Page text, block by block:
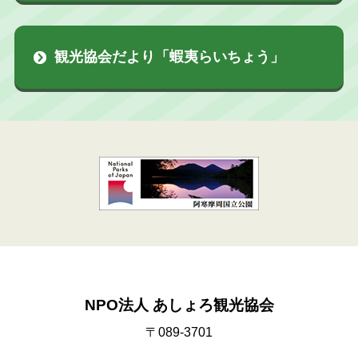
観光協会だより「蝦夷らいちょう」
NPO法人 あしょろ観光協会
〒089-3701